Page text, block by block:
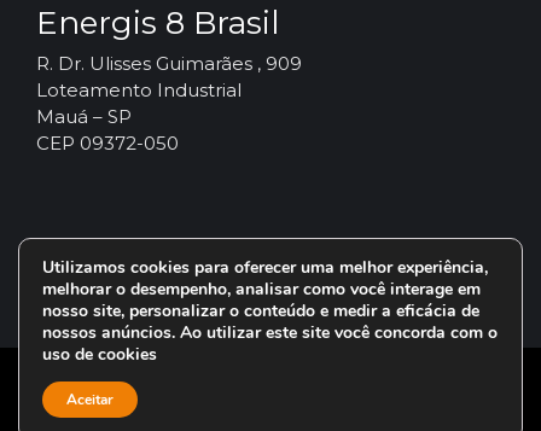
Energis 8 Brasil
R. Dr. Ulisses Guimarães , 909
Loteamento Industrial
Mauá – SP
CEP 09372-050
© 2024 – Vorax Lubrificantes – Todos os direitos reservados.
Uma marca do Grupo
Utilizamos cookies para oferecer uma melhor experiência,
melhorar o desempenho, analisar como você interage em
nosso site, personalizar o conteúdo e medir a eficácia de
nossos anúncios. Ao utilizar este site você concorda com o
uso de cookies
Aceitar